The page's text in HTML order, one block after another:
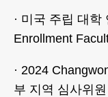
· 미국 주립 대
Enrollment
· 2024
부 지역 심사위원